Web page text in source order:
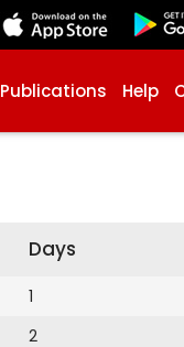
Publications Help
Days
1
2